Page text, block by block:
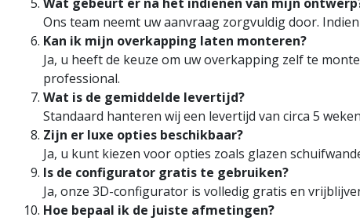
Ons team neemt uw aanvraag zorgvuldig door.
Kan ik mijn overkapping laten monteren?
Ja, u heeft de keuze om uw overkapping zelf te
professional.
Wat is de gemiddelde levertijd?
Standaard hanteren wij een levertijd van circa 5
Zijn er luxe opties beschikbaar?
Ja, u kunt kiezen voor opties zoals glazen
Is de configurator gratis te gebruiken?
Ja, onze 3D-configurator is volledig gratis en
Hoe bepaal ik de juiste afmetingen?